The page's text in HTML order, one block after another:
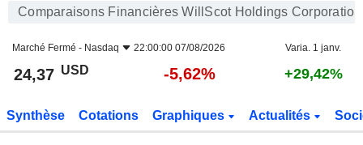
Comparaisons Financières WillScot Holdings Corporation
Marché Fermé - Nasdaq 22:00:00 07/08/2026 Varia. 1 janv.
24,37 USD -5,62% +29,42%
Synthèse Cotations Graphiques Actualités